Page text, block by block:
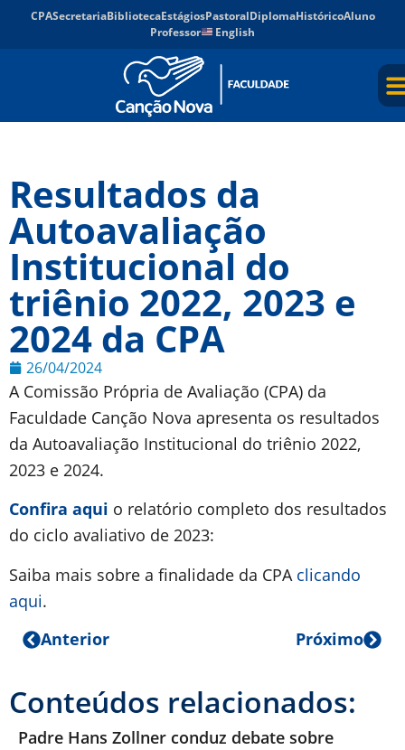
CPASecretariaBibliotecaEstágiosPastoralDiplomaHistóricoAluno
Professor
English
Resultados da
Autoavaliação
Institucional do
triênio 2022, 2023 e
2024 da CPA
26/04/2024
A Comissão Própria de Avaliação (CPA) da
Faculdade Canção Nova apresenta os resultados
da Autoavaliação Institucional do triênio 2022,
2023 e 2024.
Confira aqui o relatório completo dos resultados
do ciclo avaliativo de 2023:
Saiba mais sobre a finalidade da CPA clicando
aqui.
Anterior
Próximo
Conteúdos relacionados:
Padre Hans Zollner conduz debate sobre